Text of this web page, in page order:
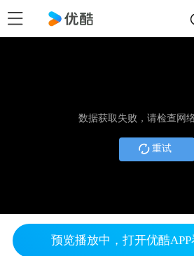
数据获取失败，请检查网
重试
预览播放中，打开优酷